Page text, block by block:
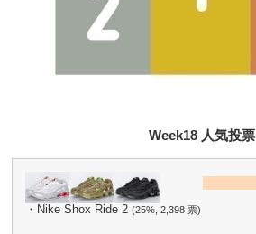
Week18 人気投票
・Nike Shox Ride 2(25%, 2,398 票)